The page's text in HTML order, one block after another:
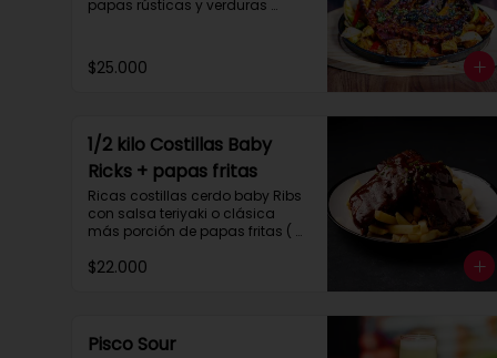
papas rústicas y verduras
aprox.
$25.000
1/2 kilo Costillas Baby
Ricks + papas fritas
Ricas costillas cerdo baby Ribs
con salsa teriyaki o clásica
más porción de papas fritas (
$22.000
Pisco Sour